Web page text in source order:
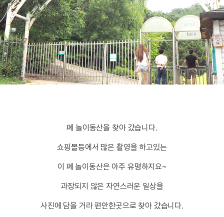
폐 놀이동산을 찾아 갔습니다.
쇼핑몰등에서 많은 촬영을 하고있는
이 폐 놀이동산은 아주 유명하지요~
과장되지 않은 자연스러운 일상을
사진에 담을 거라 편안한곳으로 찾아 갔습니다.